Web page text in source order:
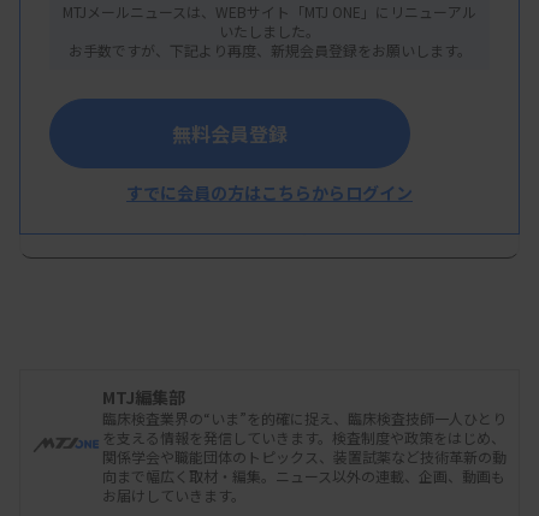
プレスリリース 2026/02/04 17:07
インフルエンザウイルス核酸キット
造販売承認取得について
MTJメールニュースは、WEBサイト「MTJ ONE」にリニューアル
いたしました。
お手数ですが、下記より再度、新規会員登録をお願いします。
無料会員登録
すでに会員の方はこちらからログイン
MTJ編集部
臨床検査業界の“いま”を的確に捉え、臨床検査技師一人ひとり
を支える情報を発信していきます。検査制度や政策をはじめ、
関係学会や職能団体のトピックス、装置試薬など技術革新の動
向まで幅広く取材・編集。ニュース以外の連載、企画、動画も
お届けしていきます。